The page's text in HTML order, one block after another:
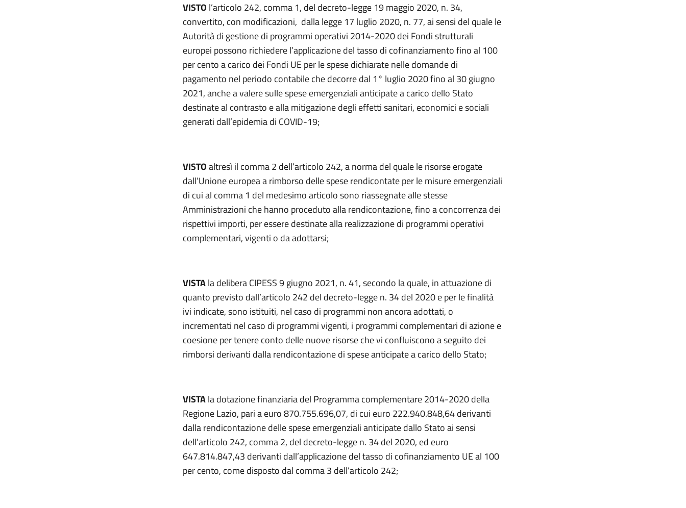
VISTO l’articolo 242, comma 1, del decreto-legge 19 maggio 2020, n. 34,
convertito, con modificazioni, dalla legge 17 luglio 2020, n. 77, ai sensi del quale le
Autorità di gestione di programmi operativi 2014-2020 dei Fondi strutturali
europei possono richiedere l’applicazione del tasso di cofinanziamento fino al 100
per cento a carico dei Fondi UE per le spese dichiarate nelle domande di
pagamento nel periodo contabile che decorre dal 1° luglio 2020 fino al 30 giugno
2021, anche a valere sulle spese emergenziali anticipate a carico dello Stato
destinate al contrasto e alla mitigazione degli effetti sanitari, economici e sociali
generati dall’epidemia di COVID-19;
VISTOaltresì il comma 2 dell’articolo 242, a norma del quale le risorse erogate
dall’Unione europea a rimborso delle spese rendicontate per le misure emergenziali
di cui al comma 1 del medesimo articolo sono riassegnate alle stesse
Amministrazioni che hanno proceduto alla rendicontazione, fino a concorrenza dei
rispettivi importi, per essere destinate alla realizzazione di programmi operativi
complementari, vigenti o da adottarsi;
VISTAla delibera CIPESS 9 giugno 2021, n. 41, secondo la quale, in attuazione di
quanto previsto dall’articolo 242 del decreto-legge n. 34 del 2020 e per le finalità
ivi indicate, sono istituiti, nel caso di programmi non ancora adottati, o
incrementati nel caso di programmi vigenti, i programmi complementari di azione e
coesione per tenere conto delle nuove risorse che vi confluiscono a seguito dei
rimborsi derivanti dalla rendicontazione di spese anticipate a carico dello Stato;
VISTAla dotazione finanziaria del Programma complementare 2014-2020 della
Regione Lazio, pari a euro 870.755.696,07, di cui euro 222.940.848,64 derivanti
dalla rendicontazione delle spese emergenziali anticipate dallo Stato ai sensi
dell’articolo 242, comma 2, del decreto-legge n. 34 del 2020, ed euro
647.814.847,43 derivanti dall’applicazione del tasso di cofinanziamento UE al 100
per cento, come disposto dal comma 3 dell’articolo 242;